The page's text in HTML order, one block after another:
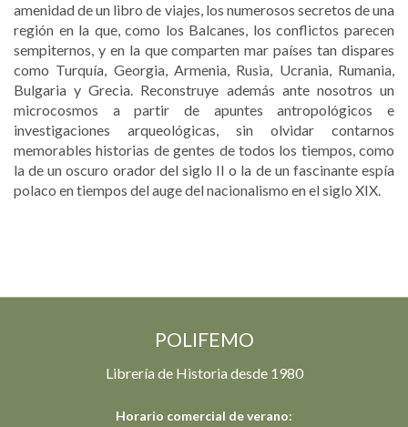
amenidad de un libro de viajes, los numerosos secretos de una
región en la que, como los Balcanes, los conflictos parecen
sempiternos, y en la que comparten mar países tan dispares
como Turquía, Georgia, Armenia, Rusia, Ucrania, Rumania,
Bulgaria y Grecia. Reconstruye además ante nosotros un
microcosmos a partir de apuntes antropológicos e
investigaciones arqueológicas, sin olvidar contarnos
memorables historias de gentes de todos los tiempos, como
la de un oscuro orador del siglo II o la de un fascinante espía
polaco en tiempos del auge del nacionalismo en el siglo XIX.
POLIFEMO
Librería de Historia desde 1980
Horario comercial de verano: